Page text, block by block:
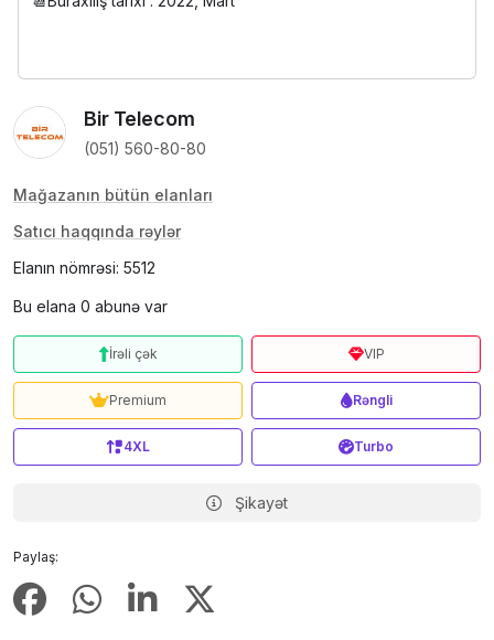
Bir Telecom
(051) 560-80-80
Mağazanın bütün elanları
Satıcı haqqında rəylər
Elanın nömrəsi: 5512
Bu elana 0 abunə var
Paylaş:
İrəli çək VIP
Premium Rəngli
4XL Turbo
Şikayət